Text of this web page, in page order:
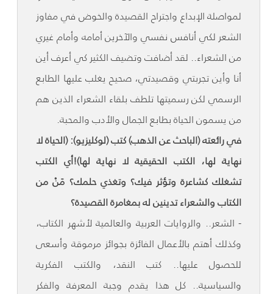
لمواصلة الإبداع واجتراح القصيدة والخوض في مفاوز
الشعر لكي أنافس نفسي والآخرين أمامه وأمام غيري
من الشعراء.. لقد أضافت وتضيف الكثير كي أعرف أين
أنا وأين تجربتي وقصيدتي، صحيح يغلب عليها الطابع
الرسمي لكن رسميتها تلطف بلقاء الشعراء الذين هم
من يسمون الحياة بطابع الجمال والأدب والمحبة.
في رائعته (الباحث عن الذهب) كتب (لوكليزيو): (الحياة لا
نهاية لها، الكتب الحقيقية لا نهاية لها)!أي الكتب
تشغلك كشاعرة وتؤثر فيك؟ وتغذي حلمك؟ مَنْ من
الكتاب والشعراء تدينين له بمغامرة القصيدة؟
- الشعر.. والروايات العربية والعالمية لأشهر الكتاب،
وكذلك أهتم بالأعمال الفائزة بجوائز مرموقة وأسعى
للحصول عليها.. كتب النقد، والكتب الفكرية
والسياسية.. كل هذا يقدم وجبة المعرفة والفكر